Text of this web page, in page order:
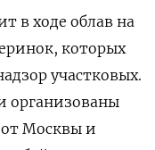
в ходе облав на
которых
участковых.
организованы
Москвы и